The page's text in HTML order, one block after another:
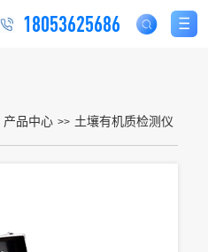
18053625686
产品中心 >> 土壤有机质检测仪